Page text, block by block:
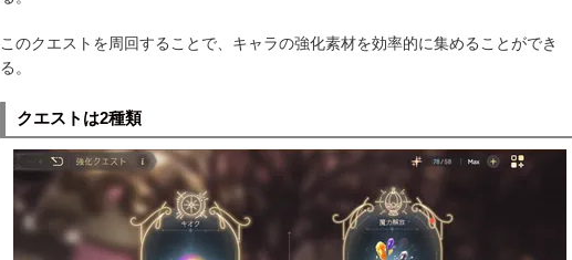
このクエストを周回することで、キャラの強化素材を効率的に集めることができ
る。
クエストは2種類